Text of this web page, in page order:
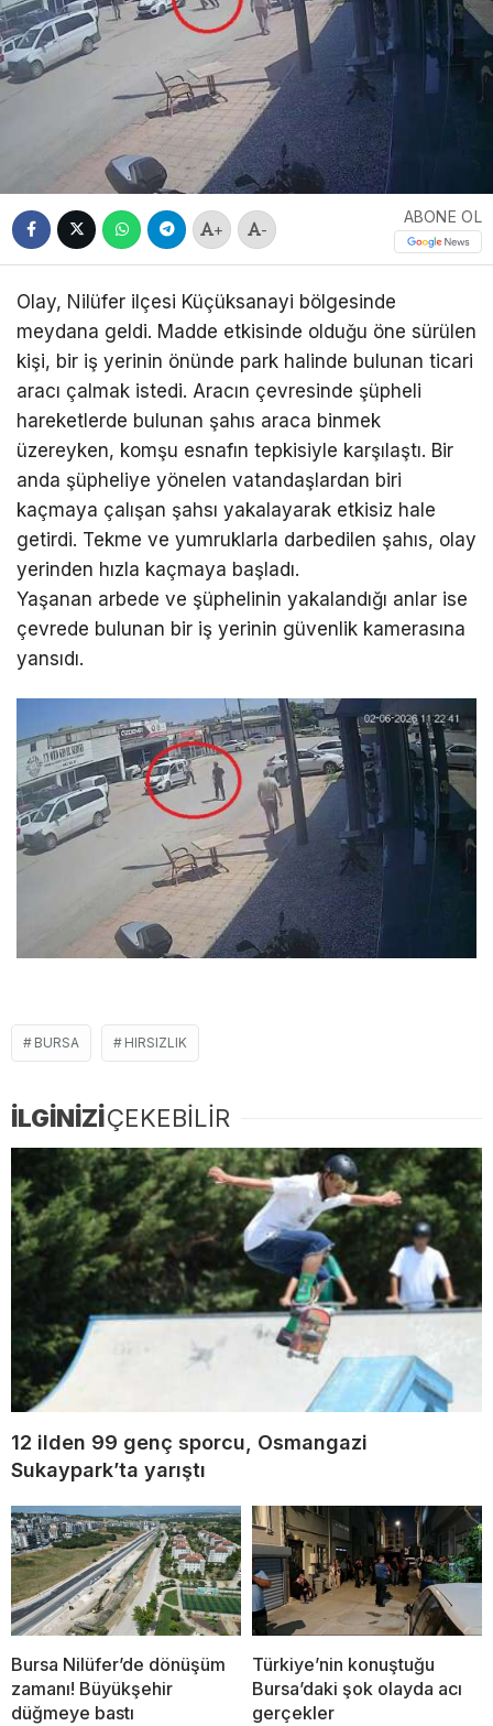
+ -
ABONE OL
Olay, Nilüfer ilçesi Küçüksanayi bölgesinde
meydana geldi. Madde etkisinde olduğu öne sürülen
kişi, bir iş yerinin önünde park halinde bulunan ticari
aracı çalmak istedi. Aracın çevresinde şüpheli
hareketlerde bulunan şahıs araca binmek
üzereyken, komşu esnafın tepkisiyle karşılaştı. Bir
anda şüpheliye yönelen vatandaşlardan biri
kaçmaya çalışan şahsı yakalayarak etkisiz hale
getirdi. Tekme ve yumruklarla darbedilen şahıs, olay
yerinden hızla kaçmaya başladı.
Yaşanan arbede ve şüphelinin yakalandığı anlar ise
çevrede bulunan bir iş yerinin güvenlik kamerasına
yansıdı.
BURSA HIRSIZLIK
İLGİNİZİÇEKEBİLİR
12 ilden 99 genç sporcu, Osmangazi
Sukaypark’ta yarıştı
Bursa Nilüfer’de dönüşüm
zamanı! Büyükşehir
düğmeye bastı
Türkiye’nin konuştuğu
Bursa’daki şok olayda acı
gerçekler